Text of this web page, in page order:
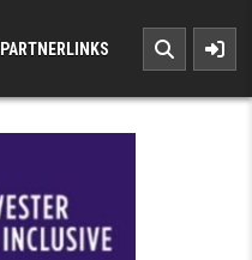
PARTNERLINKS